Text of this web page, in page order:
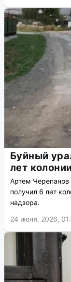
Буйный
лет колонии
Артем Черепанов
получил 6 лет
надзора.
24 июня, 2026,